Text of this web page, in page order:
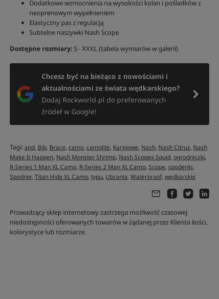
Dodatkowe wzmocnienia na wysokości kolan i pośladków z
neoprenowym wypełnieniem
Elastyczny pas z regulacją
Subtelne naszywki Nash Scope
Dostępne rozmiary: S - XXXL (tabela wymiarów w galerii)
Chcesz być na bieżąco z nowościami i
aktualnościami ze świata wędkarskiego?
Dodaj Rockworld.pl do preferowanych
źródeł w Google!
Tagi:and, Bib, Brace,camo,camolite, Karpiowe, Nash, Nash Citruz, Nash
Make It Happen, Nash Monster Shrimp, Nash Scopex Squid,ogrodniczki,
R-Series 1 Man XL Camo, R-Series 2 Man XL Camo,Scope,spodenki,
Spodnie,Titan Hide XL Camo,typu, Ubrania,Waterproof,wędkarskie
Prowadzący sklep internetowy zastrzega możliwość czasowej
niedostępności oferowanych towarów w żądanej przez Klienta ilości,
kolorystyce lub rozmiarze.